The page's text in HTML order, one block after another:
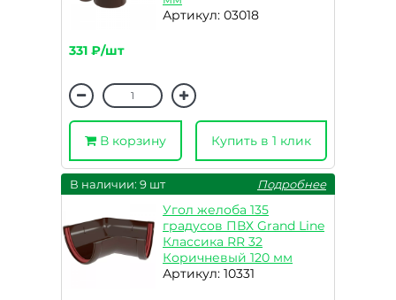
Артикул: 03018
331 ₽/шт
В корзину Купить в 1 клик
В наличии: 9 шт Подробнее
Угол желоба 135
градусов ПВХ Grand Line
Классика RR 32
Коричневый 120 мм
Артикул: 10331